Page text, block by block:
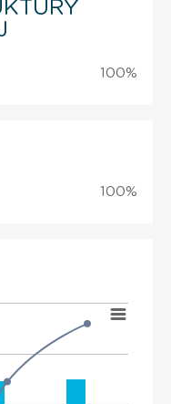
100%
100%